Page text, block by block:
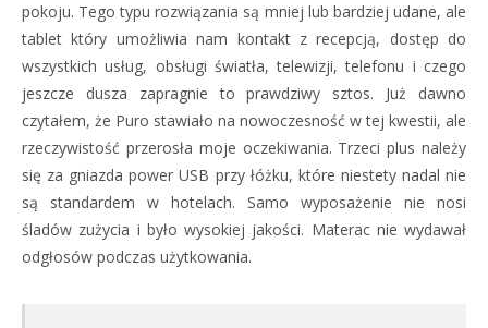
pokoju. Tego typu rozwiązania są mniej lub bardziej udane, ale
tablet który umożliwia nam kontakt z recepcją, dostęp do
wszystkich usług, obsługi światła, telewizji, telefonu i czego
jeszcze dusza zapragnie to prawdziwy sztos. Już dawno
czytałem, że Puro stawiało na nowoczesność w tej kwestii, ale
rzeczywistość przerosła moje oczekiwania. Trzeci plus należy
się za gniazda power USB przy łóżku, które niestety nadal nie
są standardem w hotelach. Samo wyposażenie nie nosi
śladów zużycia i było wysokiej jakości. Materac nie wydawał
odgłosów podczas użytkowania.